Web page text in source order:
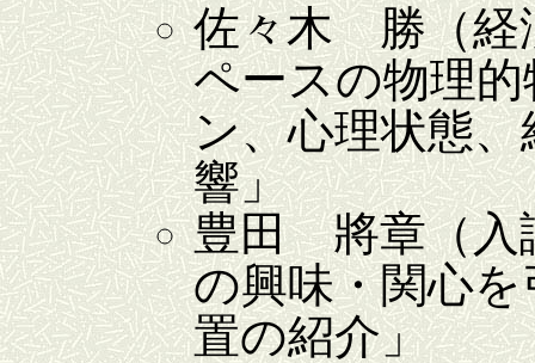
佐々木 勝（経
ペースの物理
ン、心理状態
響」
豊田 將章（入
の興味・関心
置の紹介」